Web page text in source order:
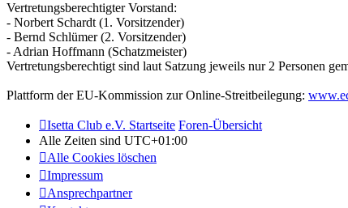
Vertretungsberechtigter Vorstand:
- Norbert Schardt (1. Vorsitzender)
- Bernd Schlümer (2. Vorsitzender)
- Adrian Hoffmann (Schatzmeister)
Vertretungsberechtigt sind laut Satzung jeweils nur 2 Personen
Plattform der EU-Kommission zur Online-Streitbeilegung:
Isetta Club e.V. Startseite Foren-Übersicht
Alle Zeiten sind UTC+01:00
Alle Cookies löschen
Impressum
Ansprechpartner